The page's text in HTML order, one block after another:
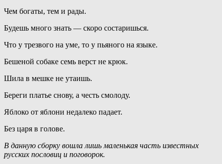
Чем богаты, тем и рады.
Будешь много знать — скоро состаришься.
Что у трезвого на уме, то у пьяного на языке.
Бешеной собаке семь верст не крюк.
Шила в мешке не утаишь.
Береги платье снову, а честь смолоду.
Яблоко от яблони недалеко падает.
Без царя в голове.
В данную сборку вошла лишь маленькая часть известных
русских пословиц и поговорок.